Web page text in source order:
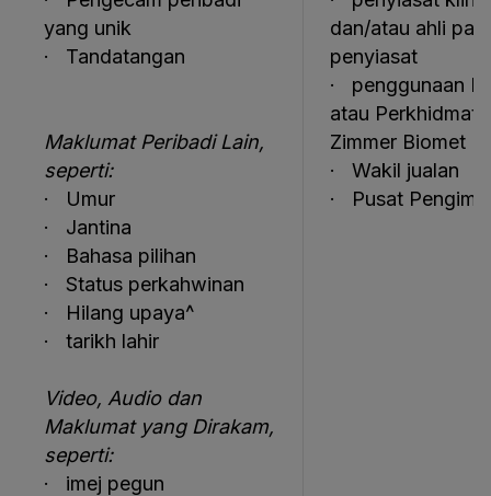
yang unik
· Tandatangan
Maklumat Peribadi Lain,
seperti:
· Umur
· Jantina
· Bahasa pilihan
· Status perkahwinan
· Hilang upaya^
· tarikh lahir
Video, Audio dan
Maklumat yang Dirakam,
seperti:
· imej pegun
dan/atau ahli
penyiasat
· penggunaan
atau
Zimmer Biomet
· Wakil jualan
· Pusat